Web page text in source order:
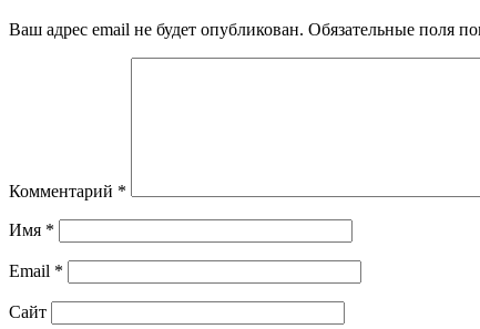
Ваш адрес email не будет опубликован. Обязательные поля
Комментарий *
Имя *
Email *
Сайт